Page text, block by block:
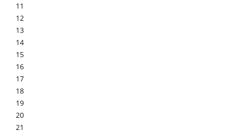
11
12
13
14
15
16
17
18
19
20
21